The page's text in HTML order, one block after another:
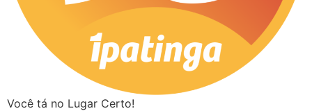
Você tá no Lugar Certo!